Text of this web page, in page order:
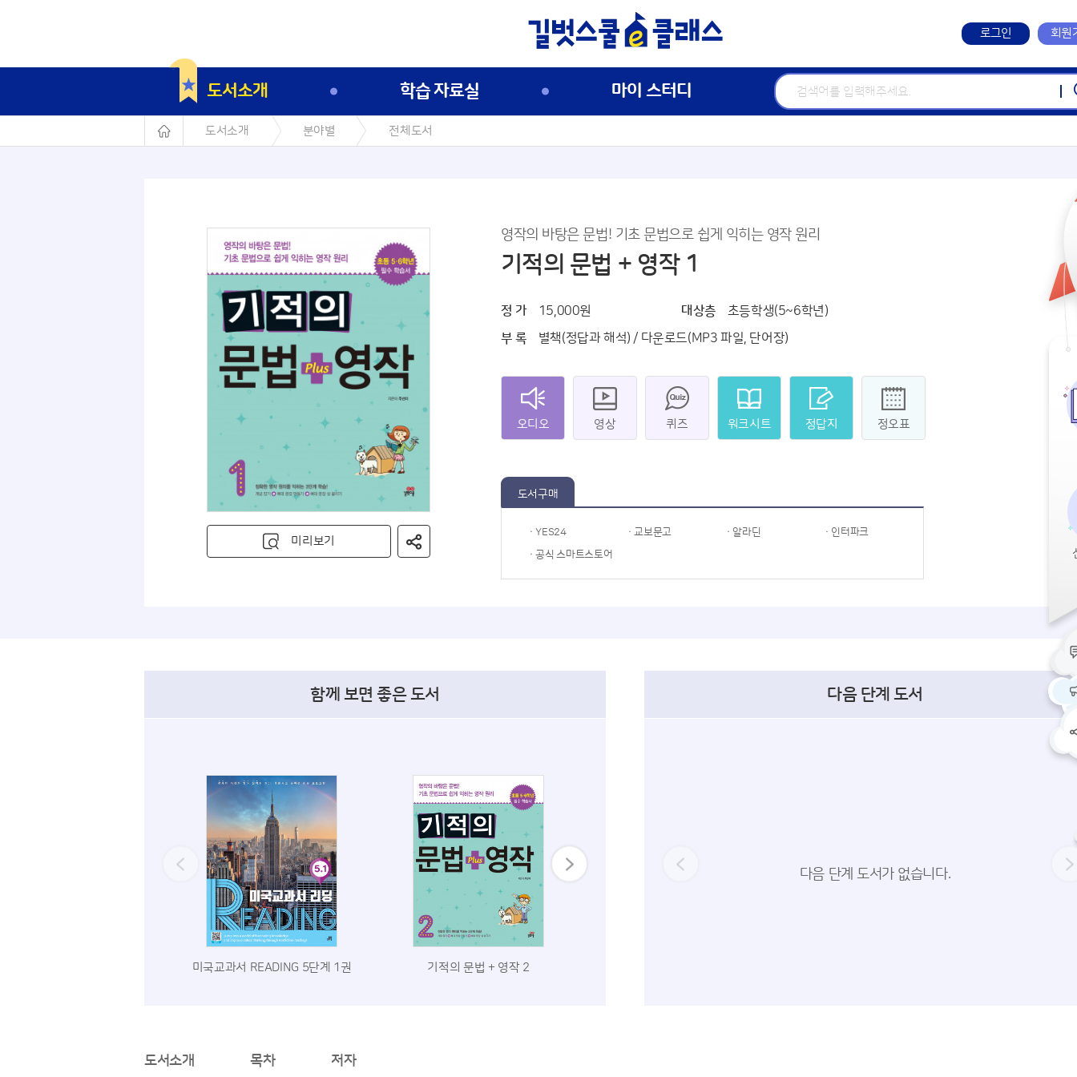
로그인 회원
도서소개 학습 자료실 마이 스터디
도서소개 분야별 전체도서
미리보기
영작의 바탕은 문법! 기초 문법으로 쉽게 익히는 영작 원리
기적의 문법 + 영작 1
정 가 15,000원 대상층
초등학생(5~6학년)
부 록
별책(정답과 해석) / 다운로드(MP3 파일, 단어장)
오디오 영상 퀴즈 워크시트 정답지 정오표
도서구매
· YES24 · 교보문고 · 알라딘
· 인터파크
· 공식 스마트스토어
함께 보면 좋은 도서
미국교과서 READING 5단계 1권 기적의 문법 + 영작 2
다음 단계 도서
다음 단계 도서가 없습니다.
도서소개 목차 저자